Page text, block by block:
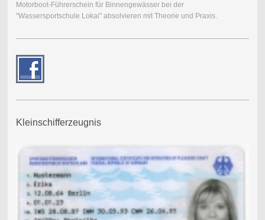
Motorboot-Führerschein für Binnengewässer bei der
"Wassersportschule Lokai" absolvieren mit Theorie und Praxis.
Kleinschifferzeugnis